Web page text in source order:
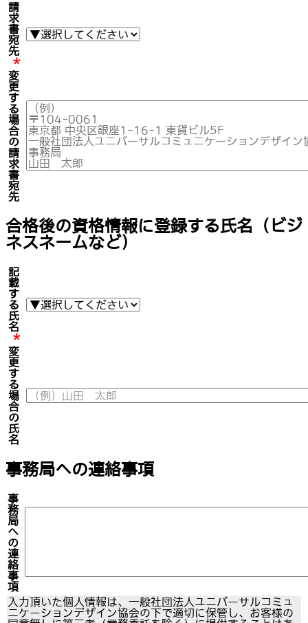
請
求
書
宛
先
*
変
更
す
る
場
合
の
請
求
書
宛
先
合格後の資格情報に登録する氏名（ビジ
ネスネームなど）
記
載
す
る
氏
名
*
変
更
す
る
場
合
の
氏
名
事務局への連絡事項
事
務
局
へ
の
連
絡
事
項
入力頂いた個人情報は、一般社団法人ユニバーサルコミュ
ニケーションデザイン協会の下で適切に保管し、お客様の